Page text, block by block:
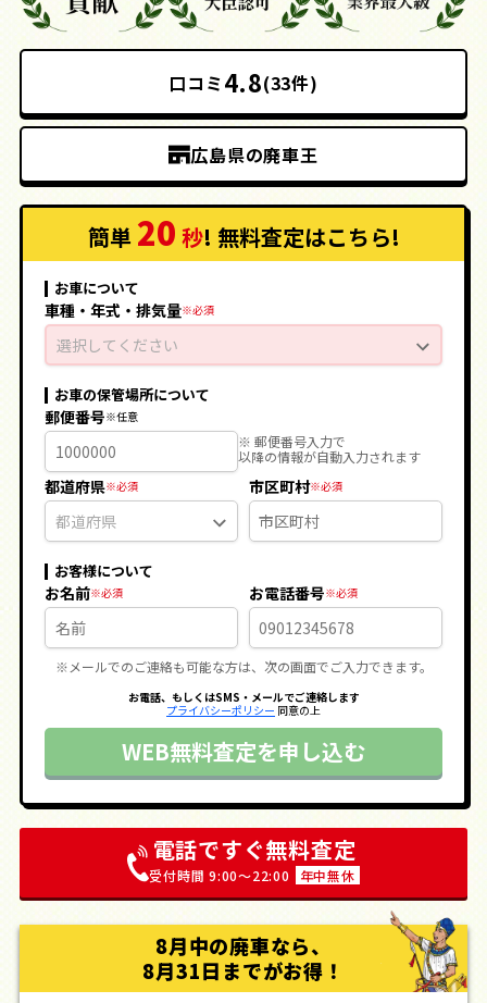
口コミ4.8(33件)
広島県の廃車王
簡単 20 秒! 無料査定はこちら!
お車について
車種・年式・排気量
選択してください
お車の保管場所について
郵便番号
※ 郵便番号入力で
以降の情報が自動入力されます
都道府県 市区町村
お客様について
お名前 お電話番号
※メールでのご連絡も可能な方は、次の画面でご入力できます。
お電話、もしくはSMS・メールでご連絡します
プライバシーポリシー 同意の上
WEB無料査定を申し込む
電話ですぐ無料査定
受付時間 9:00〜22:00 年中無休
8月中の廃車なら、
8月31日までがお得！